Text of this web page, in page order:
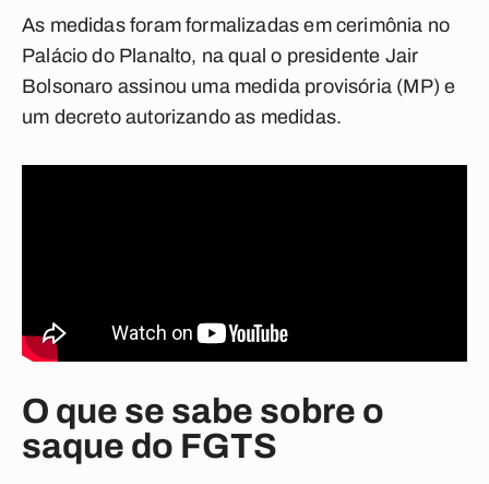
As medidas foram formalizadas em cerimônia no
Palácio do Planalto, na qual o presidente Jair
Bolsonaro assinou uma medida provisória (MP) e
um decreto autorizando as medidas.
O que se sabe sobre o
saque do FGTS